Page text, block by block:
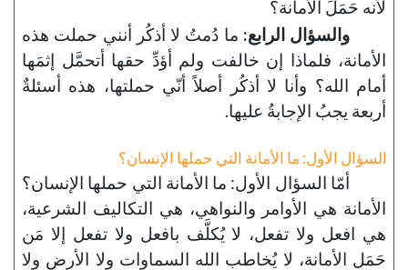
لأنه حَمَلَ الأمانة؟
والسؤال الرابع: ما دُمتُ لا أذكُر أنني حملت هذه
الأمانة، فلماذا إن خالفت ولم أؤدِّ حقها أتحمَّل إثمَها
أمام الله؟ وأنا لا أذكُر أصلاً أنّي حملتها، هذه أسئلةٌ
أربعة يجبُ الإجابةُ عليها.
السؤال الأول: ما الأمانة التي حملها الإنسان؟
أمّا السؤال الأول: ما الأمانة التي حملها الإنسان؟
الأمانة هي الأوامر والنواهي، هي التكاليف الشرعية،
هي افعل ولا تفعل، لا يُكلَّف بافعل ولا تفعل إلا مَن
حَمَل الأمانة، لا يُخاطب الله السماوات ولا الأرض ولا